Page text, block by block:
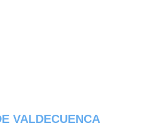
VALDECUENCA